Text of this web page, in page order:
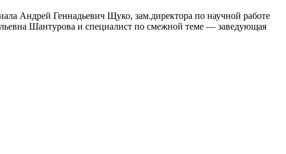
Андрей Геннадьевич Щуко, зам.директора по научной работе
Шантурова и специалист по смежной теме — заведующая